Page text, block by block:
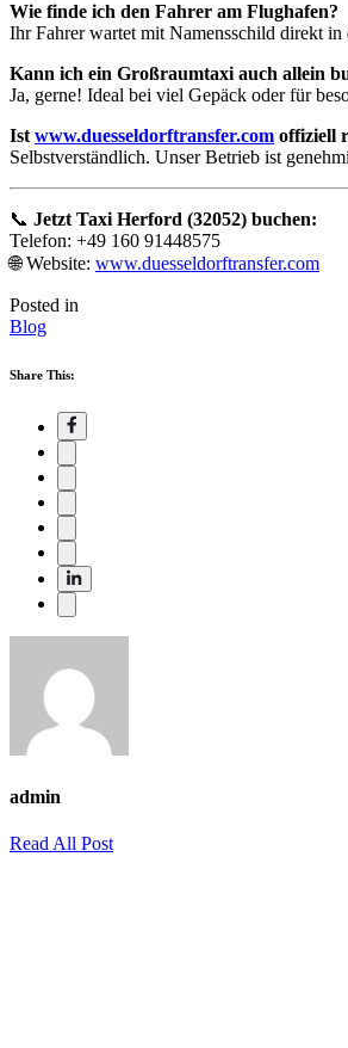
Wie finde ich den Fahrer am Flughafen?
Ihr Fahrer wartet mit Namensschild direkt
Kann ich ein Großraumtaxi auch allein
Ja, gerne! Ideal bei viel Gepäck oder für
Istwww.duesseldorftransfer.com offiziell
Selbstverständlich. Unser Betrieb ist
📞 Jetzt Taxi Herford (32052) buchen:
Telefon: +49 160 91448575
🌐 Website: www.duesseldorftransfer.com
Posted in
Blog
Share This:
admin
Read All Post